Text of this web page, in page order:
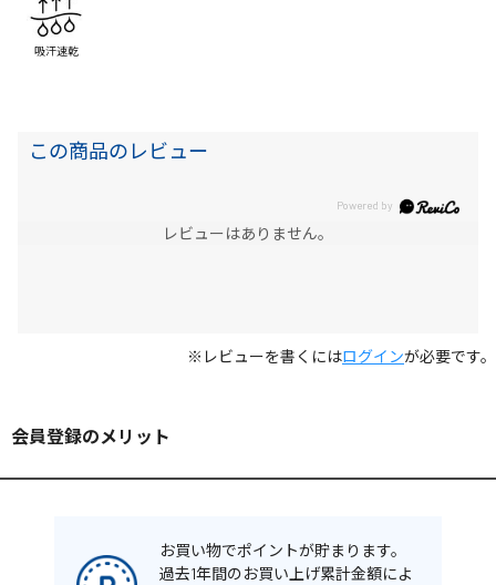
吸汗速乾
この商品のレビュー
レビューはありません。
※レビューを書くにはログインが必要です。
会員登録のメリット
お買い物でポイントが貯まります。
過去1年間のお買い上げ累計金額によ